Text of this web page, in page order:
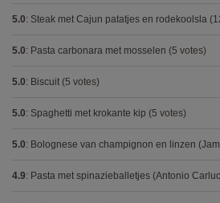
5.0: Steak met Cajun patatjes en rodekoolsla
5.0: Pasta carbonara met mosselen (5 votes)
5.0: Biscuit (5 votes)
5.0: Spaghetti met krokante kip (5 votes)
5.0: Bolognese van champignon en linzen
4.9: Pasta met spinazieballetjes (Antonio